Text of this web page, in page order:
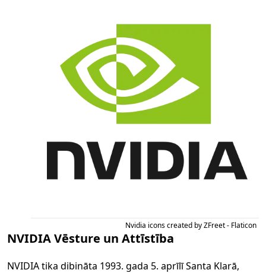
Nvidia icons created by ZFreet - Flaticon
NVIDIA Vēsture un Attīstība
NVIDIA tika dibināta 1993. gada 5. aprīlī Santa Klarā,